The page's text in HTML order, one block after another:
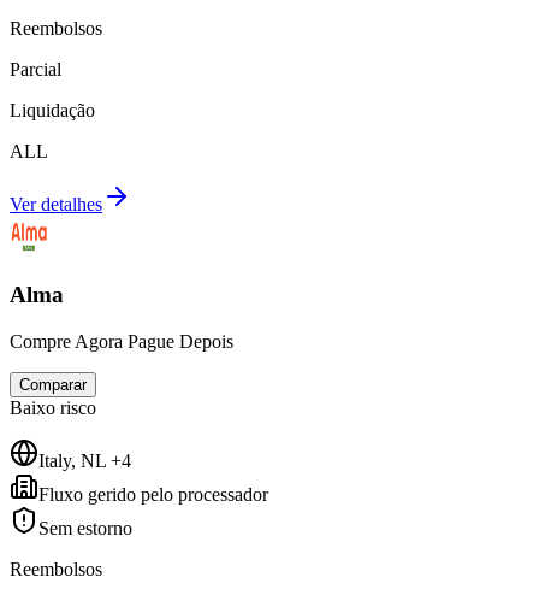
Reembolsos
Parcial
Liquidação
ALL
Ver detalhes
Alma
Compre Agora Pague Depois
Comparar
Baixo risco
Italy, NL +4
Fluxo gerido pelo processador
Sem estorno
Reembolsos